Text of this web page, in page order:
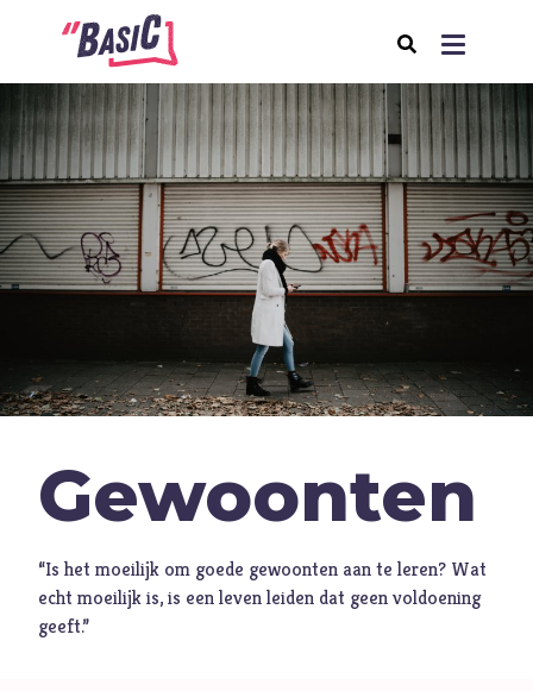
Over BasiC
Programma's
BasiC Let’s Move
BasiC Move It
Expeditie Klooster
Samenleving
Seksualiteit
Muziek
Geloof
Gewoonten
“Is het moeilijk om goede gewoonten aan te leren? Wat
echt moeilijk is, is een leven leiden dat geen voldoening
geeft.”